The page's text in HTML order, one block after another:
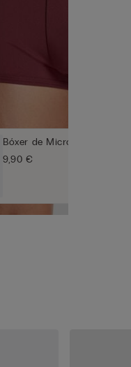
Bóxer de Microfibra con
9,90 €